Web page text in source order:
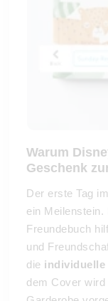
Warum
Geschenk
Der erste Tag
ein
Freundebuch
und
die individuelle
dem Cover